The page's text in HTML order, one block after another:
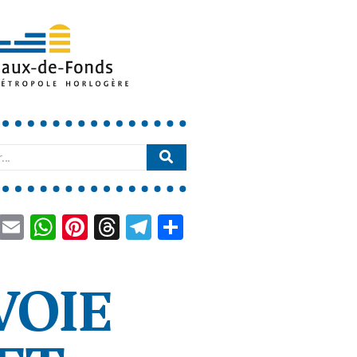
EmailWhatsApp
Pinterest
Threads
Telegram